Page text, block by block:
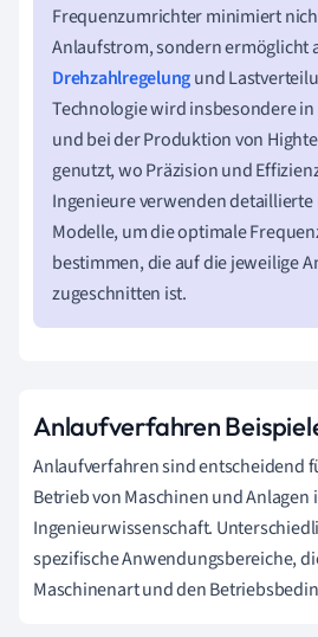
Frequenzumrichter minimiert
Anlaufstrom, sondern ermöglicht
Drehzahlregelungund
Technologie wird insbesondere
und bei der Produktion von
genutzt, wo Präzision und
Ingenieure verwenden
Modelle, um die optimale
bestimmen, die auf die jeweilige
zugeschnitten ist.
Anlaufverfahren
Anlaufverfahren sind entscheidend
Betrieb von Maschinen und Anlagen
Ingenieurwissenschaft.
spezifische Anwendungsbereiche,
Maschinenart und den